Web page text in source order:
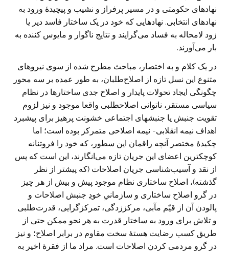
نهادهای حکومتی و در مسیر پرفراز و نشیب و پیچیدۀ ورود به
نهادهای انتخابی. نهادهایی که خود در یک ساختار فاسد دیر یا
زود لامحاله به فساد می‌گرایند و نتایج ناگوار و مایوس کننده به
بار می‌آورند.
در یک کلام و به اختصار، مباحث مطرح شده از سوی نیروهای
متنوع این نسل تازه از اصلاح‌طلبان، به طور عمده بر سه محور
چگونگی ایجاد تحولات پایدار و اصلاح جدی ساختارها در نظام
سیاسی مستقر، ناتوانی اصلاحطلبی واقعا موجود و نیز لزوم
تقویت جنبش یا جنبشهای اجتماعی خشونت پرهیز برای پیشبرد
اهداف نیمه انقلابی- نیمه اصلاحی متمرکز بوده است؛ اما
چکیدۀ مختصر آنچه راقمان این سطور، که خود را فروتنانه
کوچکترین اعضای این جریان تازه می‌انگارند، این است که پس
از نقد و آسیب‌شناسی جریان اصلاحات (که پیشتر از نظر
گذشته)، اصلاح ساختاری نظام موجود پیش و بیش از هر چیز
در گرو اصلاح ساختاری و سازمانیِ خودِ جنبش اصلاحات و
پالودن آن از قیّم مآبی، مرکززدگی، تمرکزگرایی، قدرت‌طلبی
و تلاش برای ورود به ساختار قدرت به هر نحو ممکن حتی از
طریق کسب رضایت هستۀ سخت مقاوم در برابر اصلاح؛ و نیز
در گرو مردمی کردن اصلاحات است. مراد ما از فقرۀ اخیر به